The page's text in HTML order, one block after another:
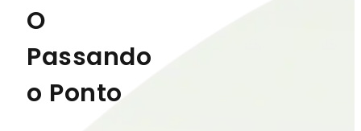
O
Passando
o Ponto